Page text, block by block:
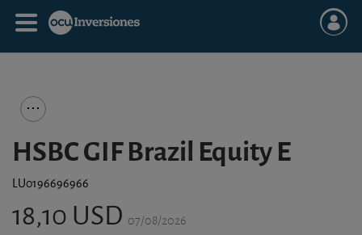
HSBC GIF Brazil Equity E
LU0196696966
18,10 USD 07/08/2026